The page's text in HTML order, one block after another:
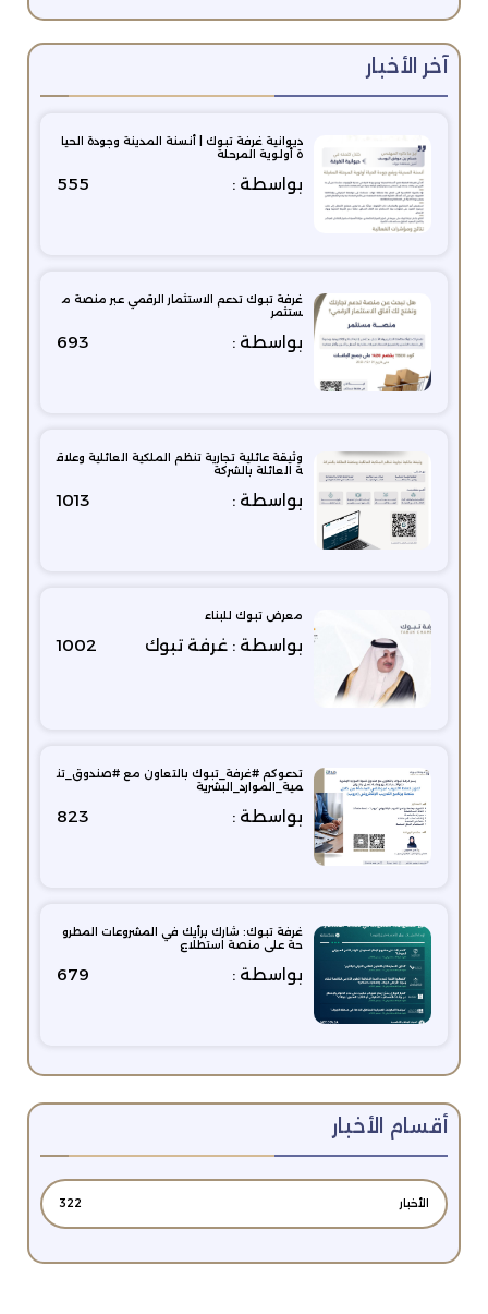
آخر الأخبار
ديوانية غرفة تبوك | أنسنة المدينة وجودة الحيا
ة أولوية المرحلة
بواسطة : 555
غرفة تبوك تدعم الاستثمار الرقمي عبر منصة م
ستثمر
بواسطة : 693
وثيقة عائلية تجارية تنظم الملكية العائلية وعلاق
ة العائلة بالشركة
بواسطة : 1013
معرض تبوك للبناء
بواسطة : غرفة تبوك 1002
تدعوكم #غرفة_تبوك بالتعاون مع #صندوق_تن
مية_الموارد_البشرية
بواسطة : 823
غرفة تبوك: شارك برأيك في المشروعات المطرو
حة على منصة استطلاع
بواسطة : 679
أقسام الأخبار
الأخبار 322